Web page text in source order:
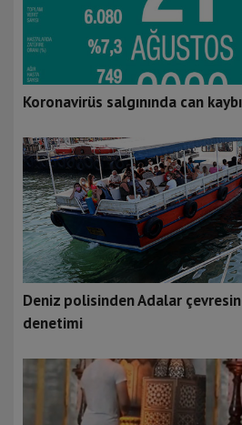
Koronavirüs salgınında can
Deniz polisinden Adalar
denetimi